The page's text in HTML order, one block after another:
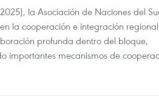
la Asociación de Naciones del
la cooperación e integración
profunda dentro del bloque,
importantes mecanismos de